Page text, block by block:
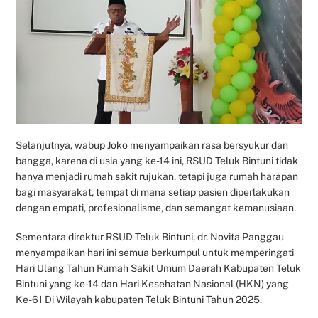
Selanjutnya, wabup Joko menyampaikan rasa bersyukur dan
bangga, karena di usia yang ke-14 ini, RSUD Teluk Bintuni tidak
hanya menjadi rumah sakit rujukan, tetapi juga rumah harapan
bagi masyarakat, tempat di mana setiap pasien diperlakukan
dengan empati, profesionalisme, dan semangat kemanusiaan.
Sementara direktur RSUD Teluk Bintuni, dr. Novita Panggau
menyampaikan hari ini semua berkumpul untuk memperingati
Hari Ulang Tahun Rumah Sakit Umum Daerah Kabupaten Teluk
Bintuni yang ke-14 dan Hari Kesehatan Nasional (HKN) yang
Ke-61 Di Wilayah kabupaten Teluk Bintuni Tahun 2025.